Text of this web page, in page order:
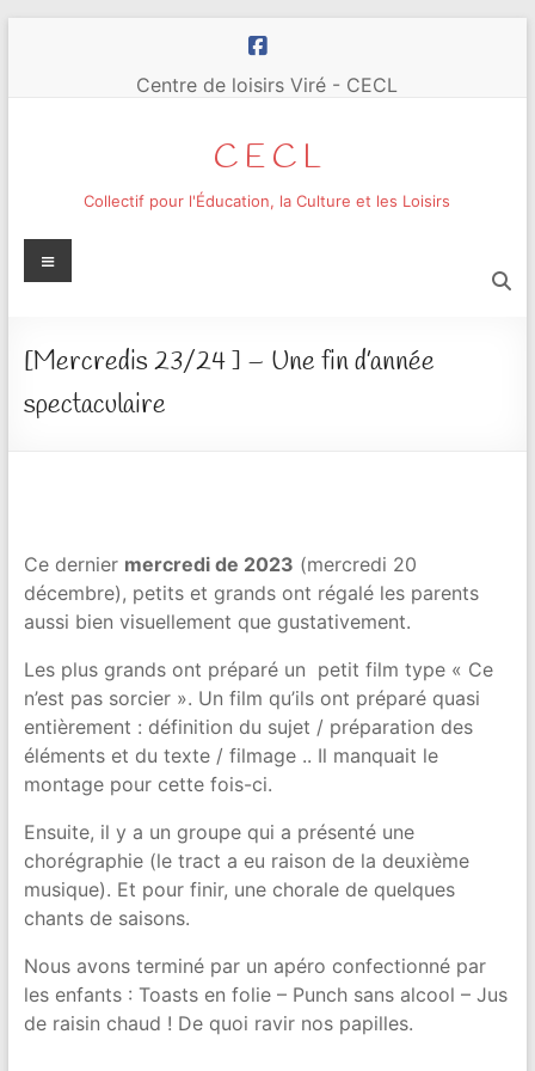
Centre de loisirs Viré - CECL
C E C L
Collectif pour l'Éducation, la Culture et les Loisirs
Menu
[Mercredis 23/24 ] – Une fin d’année
spectaculaire
Ce dernier mercredi de 2023 (mercredi 20
décembre), petits et grands ont régalé les parents
aussi bien visuellement que gustativement.
Les plus grands ont préparé un petit film type « Ce
n’est pas sorcier ». Un film qu’ils ont préparé quasi
entièrement : définition du sujet / préparation des
éléments et du texte / filmage .. Il manquait le
montage pour cette fois-ci.
Ensuite, il y a un groupe qui a présenté une
chorégraphie (le tract a eu raison de la deuxième
musique). Et pour finir, une chorale de quelques
chants de saisons.
Nous avons terminé par un apéro confectionné par
les enfants : Toasts en folie – Punch sans alcool – Jus
de raisin chaud ! De quoi ravir nos papilles.